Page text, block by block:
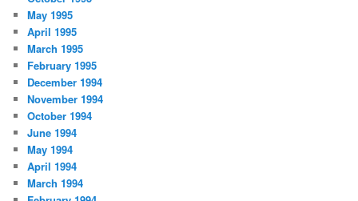
May 1995
April 1995
March 1995
February 1995
December 1994
November 1994
October 1994
June 1994
May 1994
April 1994
March 1994